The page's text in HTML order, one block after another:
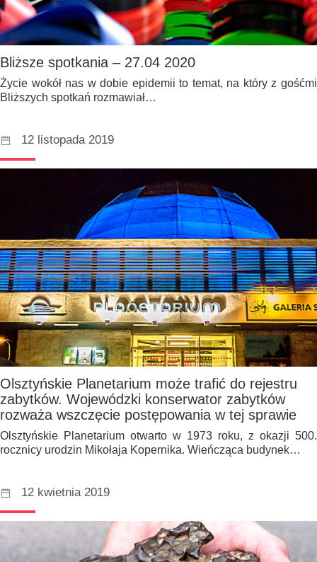
Bliższe spotkania – 27.04 2020
Życie wokół nas w dobie epidemii to temat, na który z gośćmi
Bliższych spotkań rozmawiał…
12 listopada 2019
Olsztyńskie Planetarium może trafić do rejestru
zabytków. Wojewódzki konserwator zabytków
rozważa wszczęcie postępowania w tej sprawie
Olsztyńskie Planetarium otwarto w 1973 roku, z okazji 500.
rocznicy urodzin Mikołaja Kopernika. Wieńcząca budynek…
12 kwietnia 2019